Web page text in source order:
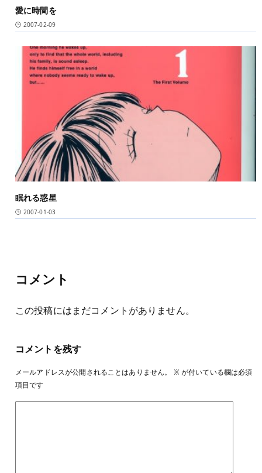
愛に時間を
2007-02-09
眠れる惑星
2007-01-03
コメント
この投稿にはまだコメントがありません。
コメントを残す
メールアドレスが公開されることはありません。 ※が付いている欄は必須
項目です